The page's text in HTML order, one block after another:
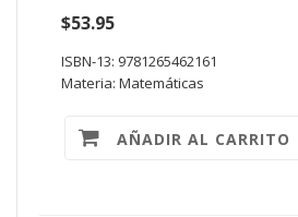
$53.95
ISBN-13: 9781265462161
Materia: Matemáticas
AÑADIR AL CARRITO